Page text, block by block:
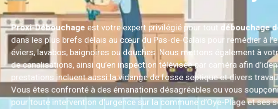
Proxi-Débouchage est votre expert privilégié pour tout débouchage
dans les plus brefs délais au cœur du Pas-de-Calais pour remédier à
éviers, lavabos, baignoires ou douches. Nous mettons également à
de canalisations, ainsi qu’en inspection télévisée par caméra afin
prestations incluent aussi la vidange de fosse septique et divers
Vous êtes confronté à des émanations désagréables ou vous
pour toute intervention d’urgence sur la commune d’Oye-Plage et